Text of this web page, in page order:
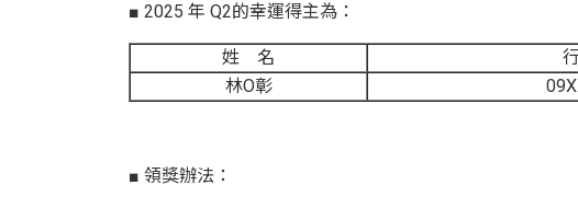
■ 2025 年 Q2的幸運得主為：
姓 名
林O彰
■ 領獎辦法：